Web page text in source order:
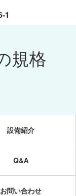
1
規格
設備紹介
Q&A
お問い合わせ